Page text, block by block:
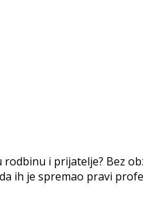
i prijatelje? Bez
ih je spremao pravi